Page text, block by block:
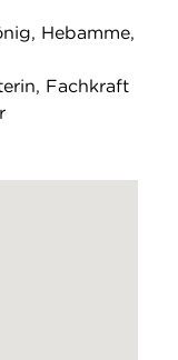
Hebamme,
Fachkraft